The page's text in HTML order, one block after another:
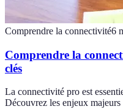
Comprendre la connectivité6
Comprendre la
clés
La connectivité pro est
Découvrez les enjeux